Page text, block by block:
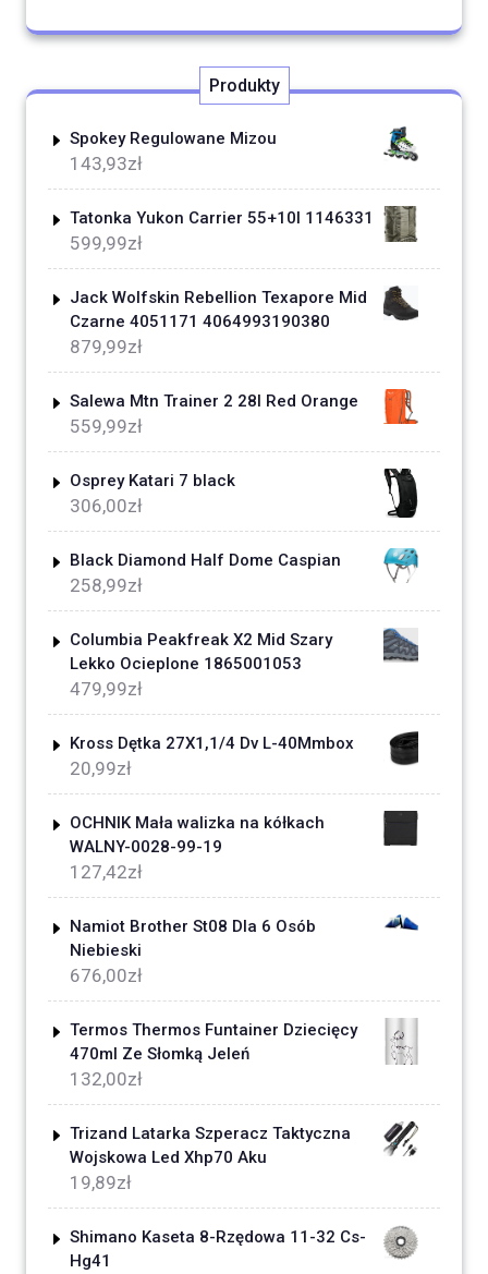
Produkty
Spokey Regulowane Mizou
143,93zł
Tatonka Yukon Carrier 55+10l 1146331
599,99zł
Jack Wolfskin Rebellion Texapore Mid
Czarne 4051171 4064993190380
879,99zł
Salewa Mtn Trainer 2 28l Red Orange
559,99zł
Osprey Katari 7 black
306,00zł
Black Diamond Half Dome Caspian
258,99zł
Columbia Peakfreak X2 Mid Szary
Lekko Ocieplone 1865001053
479,99zł
Kross Dętka 27X1,1/4 Dv L-40Mmbox
20,99zł
OCHNIK Mała walizka na kółkach
WALNY-0028-99-19
127,42zł
Namiot Brother St08 Dla 6 Osób
Niebieski
676,00zł
Termos Thermos Funtainer Dziecięcy
470ml Ze Słomką Jeleń
132,00zł
Trizand Latarka Szperacz Taktyczna
Wojskowa Led Xhp70 Aku
19,89zł
Shimano Kaseta 8-Rzędowa 11-32 Cs-
Hg41